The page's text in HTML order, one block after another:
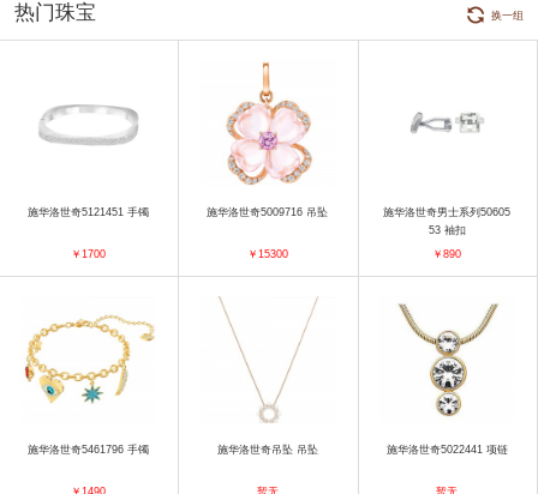
热门珠宝 换一组
施华洛世奇5121451 手镯
￥1700
施华洛世奇5009716 吊坠
￥15300
施华洛世奇男士系列50605
53 袖扣
￥890
施华洛世奇5461796 手镯
￥1490
施华洛世奇吊坠 吊坠
暂无
施华洛世奇5022441 项链
暂无